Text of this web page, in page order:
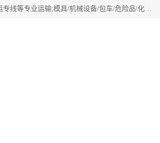
西安鸿福祥物流公司是西安轿车托运物流公司，从事：西安物流专线、西安货运专线等专业运输;模具/机械设备/包车/危险品\化工涂料/油漆机油\普通货物\食品\家具\贵重货物运输/易碎品运输/工艺品\行李\搬家运输等超限大件货物专业运输服务为一体。